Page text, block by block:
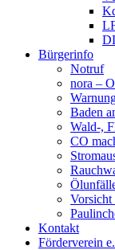
Bürgerinfo
Notruf
nora –
Baden
Wald-,
CO
Vorsicht
Kontakt
Förderverein